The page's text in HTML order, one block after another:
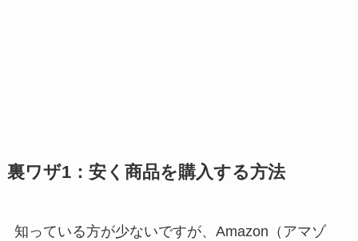
裏ワザ1：安く商品を購入する方法
知っている方が少ないですが、Amazon（アマゾ